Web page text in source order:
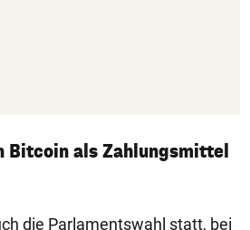
Bitcoin als Zahlungsmittel
die Parlamentswahl statt, bei